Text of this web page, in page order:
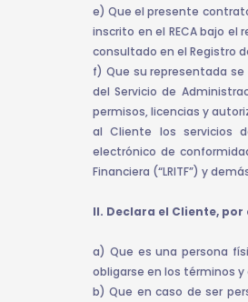
e) Que el presente
inscrito en el RECA bajo el
consultado en el Registro
f) Que su representada
del Servicio de
permisos, licencias y
al Cliente los servicios
electrónico de
Financiera (“LRITF”) y
II. Declara el Cliente,
a) Que es una persona
obligarse en los términos
b) Que en caso de ser